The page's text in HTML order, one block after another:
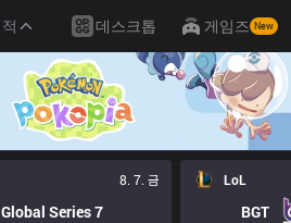
데스크톱 게임즈 New
8. 7. 금
Series 7
LoL
BGT